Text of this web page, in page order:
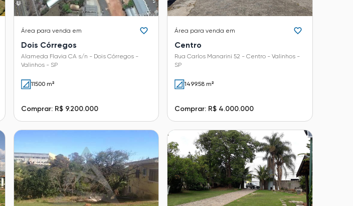
Área para venda em
Dois Córregos
Alameda Flavia CA s/n - Dois Córregos -
Valinhos - SP
11500 m²
Comprar: R$ 9.200.000
Área para venda em
Centro
Rua Carlos Manarini 52 - Centro - Valinhos -
SP
1499.58 m²
Comprar: R$ 4.000.000